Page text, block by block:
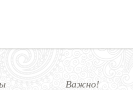
Важно!